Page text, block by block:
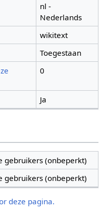
nl -
Nederlands
wikitext
Toegestaan
0
Ja
gebruikers (onbeperkt)
gebruikers (onbeperkt)
deze pagina.